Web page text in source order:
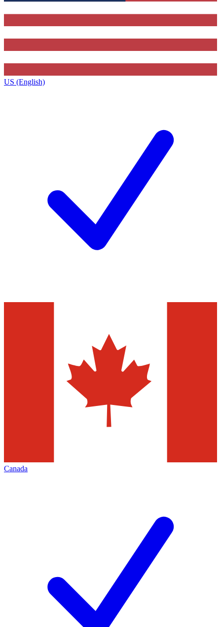
US (English)
Canada